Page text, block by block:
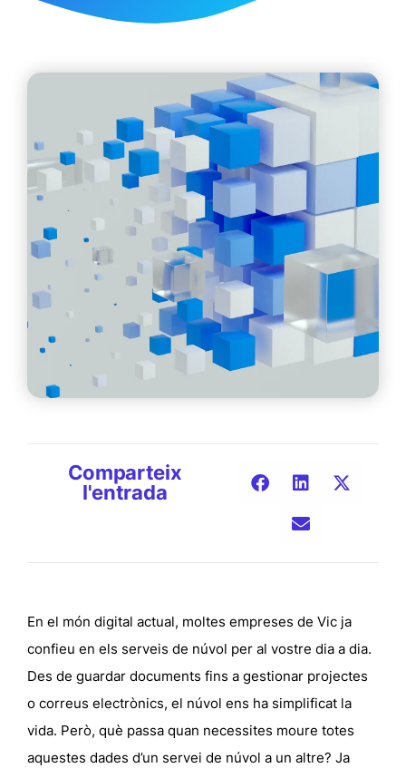
Comparteix
l'entrada
En el món digital actual, moltes empreses de Vic ja
confieu en els serveis de núvol per al vostre dia a dia.
Des de guardar documents fins a gestionar projectes
o correus electrònics, el núvol ens ha simplificat la
vida. Però, què passa quan necessites moure totes
aquestes dades d’un servei de núvol a un altre? Ja